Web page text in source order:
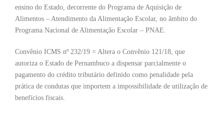
ensino do Estado, decorrente do Programa de Aquisição de
Alimentos – Atendimento da Alimentação Escolar, no âmbito do
Programa Nacional de Alimentação Escolar – PNAE.
Convênio ICMS nº 232/19 = Altera o Convênio 121/18, que
autoriza o Estado de Pernambuco a dispensar parcialmente o
pagamento do crédito tributário definido como penalidade pela
prática de condutas que importem a impossibilidade de utilização de
benefícios fiscais.